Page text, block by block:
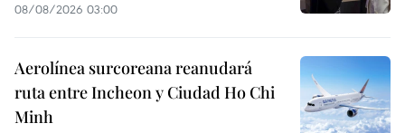
08/08/2026 03:00
Aerolínea surcoreana reanudará
ruta entre Incheon y Ciudad Ho Chi
Minh